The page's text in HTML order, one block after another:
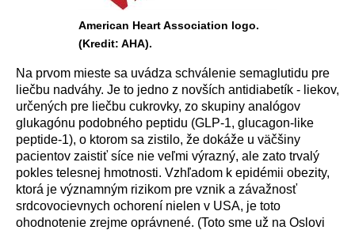
American Heart Association logo.
(Kredit: AHA).
Na prvom mieste sa uvádza schvá lenie semaglutidu pre
liečbu nadváhy. Je to jedno z novších antidiabetík - liekov,
určených pre liečbu cukrovky, zo skupiny anal ógov
glukagónu podobného peptidu (GLP-1, glucagon-like
peptide-1), o ktorom sa zistilo, že dokáže u väčšiny
pacientov zaistiť síce nie veľmi výrazný, ale zato trval ý
pokles telesnej hmotnosti. Vzhľadom k epidémii obezity,
ktorá je významným rizikom pre vznik a závažnosť
srdcovocievnych ochorení nielen v USA, je toto
ohodnotenie zrejme oprávnené. (Toto sme už na Oslovi